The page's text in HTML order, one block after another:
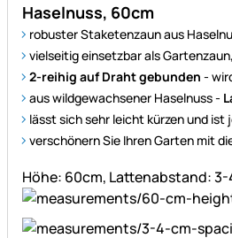
Haselnuss, 60cm
robuster Staketenzaun aus
vielseitig einsetzbar als
2-reihig auf Draht gebunden -
aus wildgewachsener Haselnuss -
lässt sich sehr leicht kürzen und
verschönern Sie Ihren Garten mit
Höhe: 60cm, Lattenabstand: